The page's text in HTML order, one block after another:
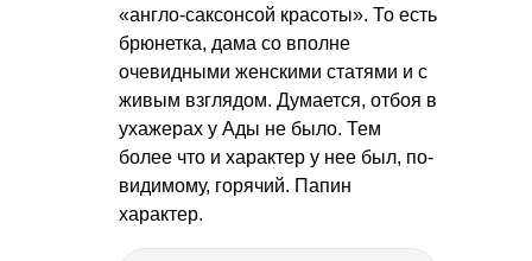
«англо-саксонсой красоты». То есть
брюнетка, дама со вполне
очевидными женскими статями и с
живым взглядом. Думается, отбоя в
ухажерах у Ады не было. Тем
более что и характер у нее был, по-
видимому, горячий. Папин
характер.